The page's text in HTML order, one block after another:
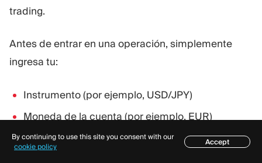
trading.
Antes de entrar en una operación, simplemente
ingresa tu:
Instrumento (por ejemplo, USD/JPY)
Moneda de la cuenta (por ejemplo, EUR)
Tamaño de operación (por ejemplo, 0.5 lotes)
Índice
By continuing to use this site you consent with our
cookie policy
Accept